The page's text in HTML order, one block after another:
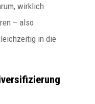
wirklich
– also
in die